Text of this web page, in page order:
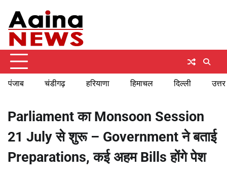
content
पंजाब चंडीगढ़ हरियाणा हिमाचल दिल्ली
Parliament का Monsoon Session
21 July से शुरू – Government ने बताई
Preparations, कई अहम Bills होंगे पेश